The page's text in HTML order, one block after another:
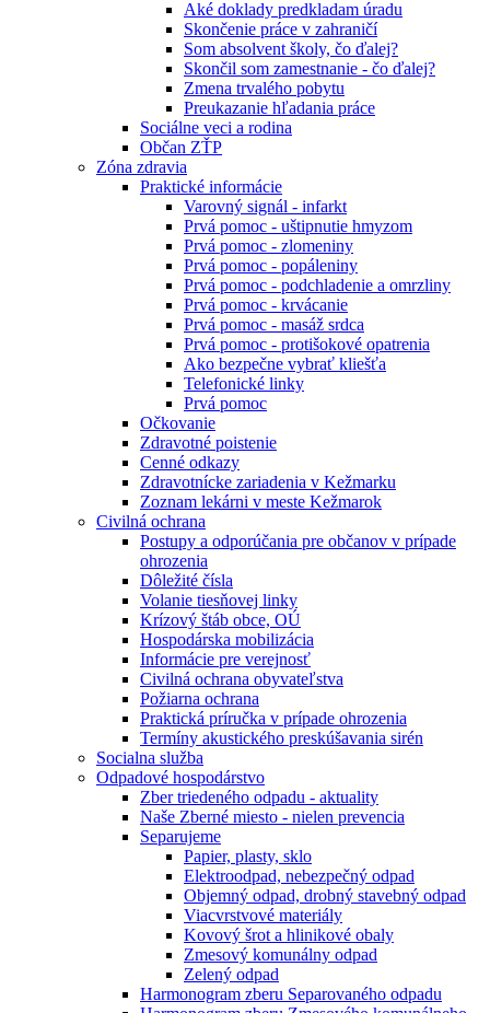
Aké doklady predkladam úradu
Skončenie práce v zahraničí
Som absolvent školy, čo ďalej?
Skončil som zamestnanie - čo ďalej?
Zmena trvalého pobytu
Preukazanie hľadania práce
Sociálne veci a rodina
Občan ZŤP
Zóna zdravia
Praktické informácie
Varovný signál - infarkt
Prvá pomoc - uštipnutie hmyzom
Prvá pomoc - zlomeniny
Prvá pomoc - popáleniny
Prvá pomoc - podchladenie a omrzliny
Prvá pomoc - krvácanie
Prvá pomoc - masáž srdca
Prvá pomoc - protišokové opatrenia
Ako bezpečne vybrať kliešťa
Telefonické linky
Prvá pomoc
Očkovanie
Zdravotné poistenie
Cenné odkazy
Zdravotnícke zariadenia v Kežmarku
Zoznam lekárni v meste Kežmarok
Civilná ochrana
Postupy a odporúčania pre občanov v prípade
ohrozenia
Dôležité čísla
Volanie tiesňovej linky
Krízový štáb obce, OÚ
Hospodárska mobilizácia
Informácie pre verejnosť
Civilná ochrana obyvateľstva
Požiarna ochrana
Praktická príručka v prípade ohrozenia
Termíny akustického preskúšavania sirén
Socialna služba
Odpadové hospodárstvo
Zber triedeného odpadu - aktuality
Naše Zberné miesto - nielen prevencia
Separujeme
Papier, plasty, sklo
Elektroodpad, nebezpečný odpad
Objemný odpad, drobný stavebný odpad
Viacvrstvové materiály
Kovový šrot a hlinikové obaly
Zmesový komunálny odpad
Zelený odpad
Harmonogram zberu Separovaného odpadu